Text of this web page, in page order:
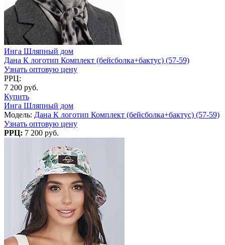
Инга Шляпный дом
Дана К логотип Комплект (бейсболка+бактус) (57-59)
Узнать оптовую цену
РРЦ:
7 200 руб.
Купить
Инга Шляпный дом
Модель: Дана К логотип Комплект (бейсболка+бактус) (57-59)
Узнать оптовую цену
РРЦ: 7 200 руб.